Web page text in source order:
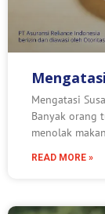
Mengatasi
Banyak orang
menolak
READ MORE »